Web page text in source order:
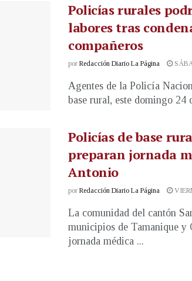
Policías rurales
labores tras
compañeros
por Redacción Diario La Página
Agentes de la Policía
base rural, este domingo 24
Policías de base
preparan jornada
Antonio
por Redacción Diario La Página
La comunidad del cantón
municipios de Tamanique y
jornada médica ...